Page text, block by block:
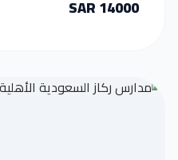
14000 SAR